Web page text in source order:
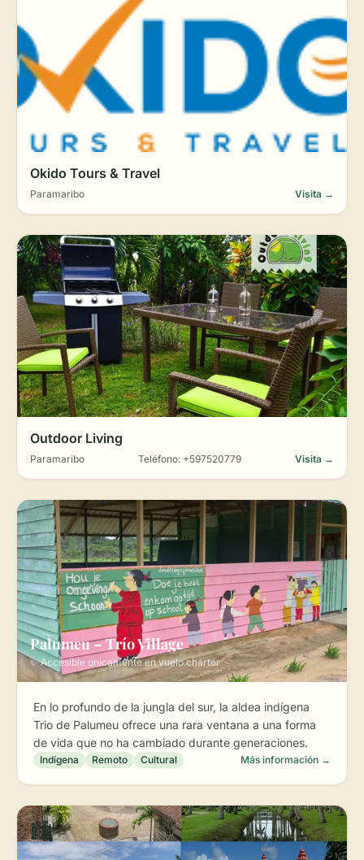
Okido Tours & Travel
Paramaribo Visita →
Outdoor Living
Paramaribo Teléfono: +597520779 Visita →
Palumeu – Trío Village
✨ Accesible únicamente en vuelo chárter
En lo profundo de la jungla del sur, la aldea indígena
Trio de Palumeu ofrece una rara ventana a una forma
de vida que no ha cambiado durante generaciones.
Indígena Remoto Cultural Más información →
🏙️